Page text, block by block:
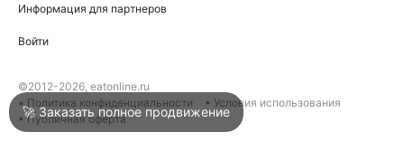
Написать в техподдержку
Информация для партнеров
Войти
©2012-2026, eatonline.ru
• Политика конфиденциальности
• Условия использования
• Публичная оферта
🚀 Заказать полное продвижение